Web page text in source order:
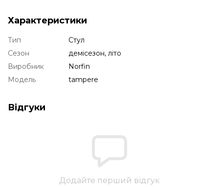
Характеристики
Тип
Стул
Сезон
демісезон, літо
Виробник
Norfin
Модель
tampere
Відгуки
Додайте перший відгук